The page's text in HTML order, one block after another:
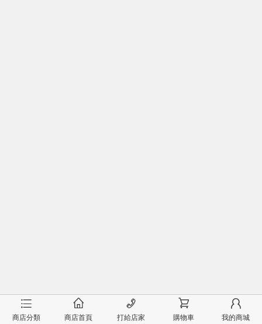
󰂦
商店分類
󰂠
商店首頁
󰄫
打給店家
󰂟
購物車
󰂢
我的商城